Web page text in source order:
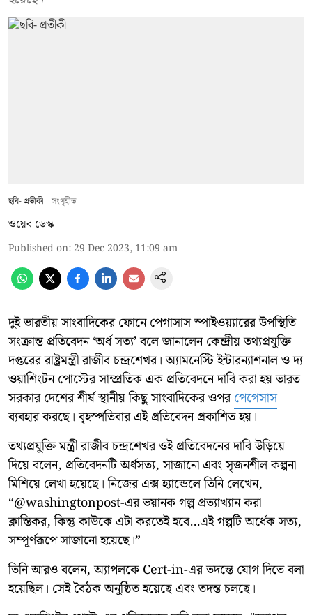
ছবি- প্রতীকী সংগৃহীত
ওয়েব ডেস্ক
Published on: 29 Dec 2023, 11:09 am
দুই ভারতীয় সাংবাদিকের ফোনে পেগাসাস স্পাইওয়্যারের উপস্থিতি
সংক্রান্ত প্রতিবেদন ‘অর্ধ সত্য’ বলে জানালেন কেন্দ্রীয় তথ্যপ্রযুক্তি
দপ্তরের রাষ্ট্রমন্ত্রী রাজীব চন্দ্রশেখর। অ্যামনেস্টি ইন্টারন্যাশনাল ও দ্য
ওয়াশিংটন পোস্টের সাম্প্রতিক এক প্রতিবেদনে দাবি করা হয় ভারত
সরকার দেশের শীর্ষ স্থানীয় কিছু সাংবাদিকের ওপরপেগেসাস
ব্যবহার করছে। বৃহস্পতিবার এই প্রতিবেদন প্রকাশিত হয়।
তথ্যপ্রযুক্তি মন্ত্রী রাজীব চন্দ্রশেখর ওই প্রতিবেদনের দাবি উড়িয়ে
দিয়ে বলেন, প্রতিবেদনটি অর্ধসত্য, সাজানো এবং সৃজনশীল কল্পনা
মিশিয়ে লেখা হয়েছে। নিজের এক্স হ্যান্ডেলে তিনি লেখেন,
“@washingtonpost-এর ভয়ানক গল্প প্রত্যাখ্যান করা
ক্লান্তিকর, কিন্তু কাউকে এটা করতেই হবে...এই গল্পটি অর্ধেক সত্য,
সম্পূর্ণরূপে সাজানো হয়েছে।”
তিনি আরও বলেন, অ্যাপলকে Cert-in-এর তদন্তে যোগ দিতে বলা
হয়েছিল। সেই বৈঠক অনুষ্ঠিত হয়েছে এবং তদন্ত চলছে।